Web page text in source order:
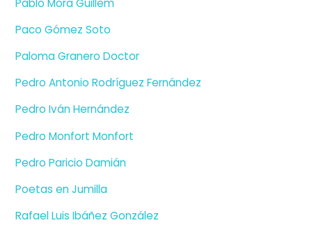
Pablo Mora Guillem
Paco Gómez Soto
Paloma Granero Doctor
Pedro Antonio Rodríguez Fernández
Pedro Iván Hernández
Pedro Monfort Monfort
Pedro Paricio Damián
Poetas en Jumilla
Rafael Luis Ibáñez González